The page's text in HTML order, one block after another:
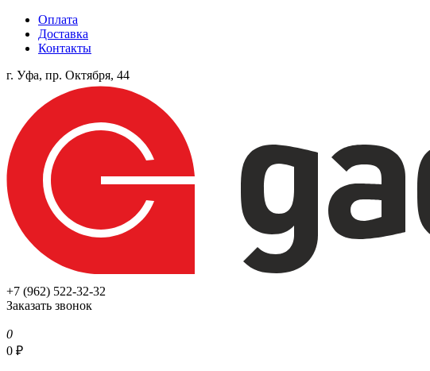
Оплата
Доставка
Контакты
г. Уфа, пр. Октября, 44
+7 (962) 522-32-32
Заказать звонок
0
0 ₽